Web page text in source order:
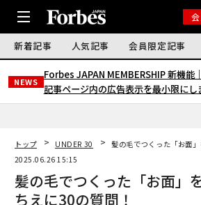
新着記事 人気記事 会員限定記事
NEWS
Forbes JAPAN MEMBERSHIP 新機能｜
記事ページ内の広告表示を最小限にし
トップ UNDER 30
髪の毛でつくった「お面
2025.06.26 15:15
髪の毛でつくった「お面」
ちえに30の質問！